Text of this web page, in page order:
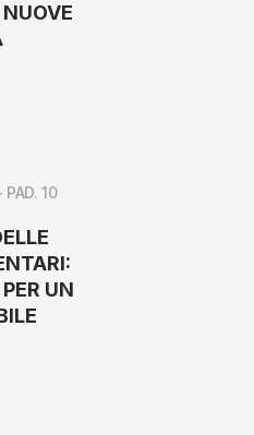
PAD. 10
UN